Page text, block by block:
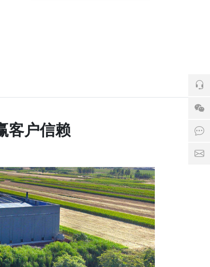
客户信赖
电
点击
邮箱